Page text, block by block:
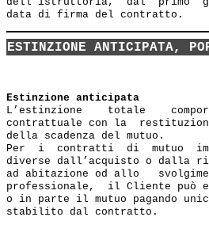
ESTINZIONE ANTICIPATA,
Estinzione anticipata
L’estinzione    totale
contrattuale con la
della scadenza del mutuo.
Per  i  contratti  di  mutuo
diverse dall’acquisto o dalla
ad abitazione od allo
professionale,  il Cliente può
o in parte il mutuo pagando
stabilito dal contratto.